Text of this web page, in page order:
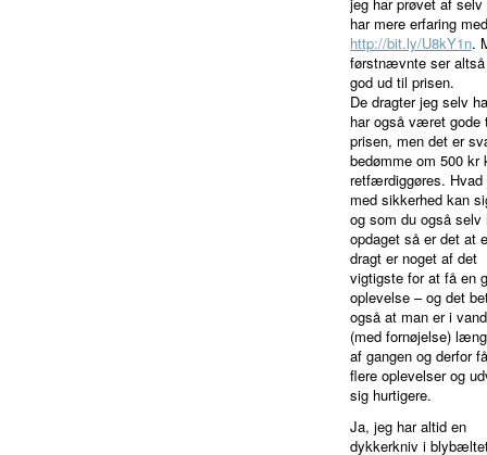
har mere erfaring
http://bit.ly/U8kY1n.
førstnævnte ser altså
god ud til prisen.
De dragter jeg selv
har også været gode
prisen, men det er
bedømme om 500 kr
retfærdiggøres. Hvad
med sikkerhed kan
og som du også selv
opdaget så er det at
dragt er noget af det
vigtigste for at få en
oplevelse – og det
også at man er i
(med fornøjelse)
af gangen og derfor
flere oplevelser og
sig hurtigere.
Ja, jeg har altid en
dykkerkniv i